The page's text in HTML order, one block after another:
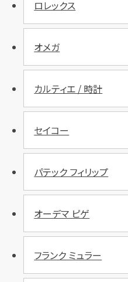
ロレックス
オメガ
カルティエ / 時計
セイコー
パテック フィリップ
オーデマ ピゲ
フランク ミュラー